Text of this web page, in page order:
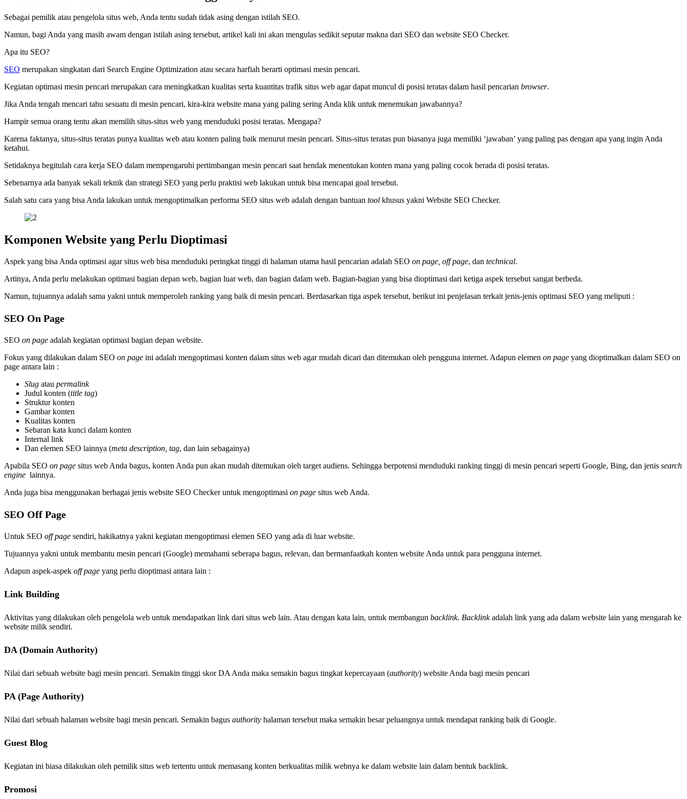
Sebagai pemilik atau pengelola situs web, Anda tentu sudah tidak asing dengan istilah SEO.
Namun, bagi Anda yang masih awam dengan istilah asing tersebut, artikel kali ini akan mengulas sedikit seputar makna dari SEO dan website SEO Checker.
Apa itu SEO?
SEO merupakan singkatan dari Search Engine Optimization atau secara harfiah berarti optimasi mesin pencari.
Kegiatan optimasi mesin pencari merupakan cara meningkatkan kualitas serta kuantitas trafik situs web agar dapat muncul di posisi teratas dalam hasil pencarian browser.
Jika Anda tengah mencari tahu sesuatu di mesin pencari, kira-kira website mana yang paling sering Anda klik untuk menemukan jawabannya?
Hampir semua orang tentu akan memilih situs-situs web yang menduduki posisi teratas. Mengapa?
Karena faktanya, situs-situs teratas punya kualitas web atau konten paling baik menurut mesin pencari. Situs-situs teratas pun biasanya juga memiliki ‘jawaban’ yang paling pas dengan apa yang ingin Anda
ketahui.
Setidaknya begitulah cara kerja SEO dalam mempengaruhi pertimbangan mesin pencari saat hendak menentukan konten mana yang paling cocok berada di posisi teratas.
Sebenarnya ada banyak sekali teknik dan strategi SEO yang perlu praktisi web lakukan untuk bisa mencapai goal tersebut.
Salah satu cara yang bisa Anda lakukan untuk mengoptimalkan performa SEO situs web adalah dengan bantuan tool khusus yakni Website SEO Checker.
Komponen Website yang Perlu Dioptimasi
Aspek yang bisa Anda optimasi agar situs web bisa menduduki peringkat tinggi di halaman utama hasil pencarian adalah SEO on page, off page, dan technical.
Artinya, Anda perlu melakukan optimasi bagian depan web, bagian luar web, dan bagian dalam web. Bagian-bagian yang bisa dioptimasi dari ketiga aspek tersebut sangat berbeda.
Namun, tujuannya adalah sama yakni untuk memperoleh ranking yang baik di mesin pencari. Berdasarkan tiga aspek tersebut, berikut ini penjelasan terkait jenis-jenis optimasi SEO yang meliputi :
SEO On Page
SEO on page adalah kegiatan optimasi bagian depan website.
Fokus yang dilakukan dalam SEO on page ini adalah mengoptimasi konten dalam situs web agar mudah dicari dan ditemukan oleh pengguna internet. Adapun elemen on page yang dioptimalkan dalam SEO on
page antara lain :
Slug atau permalink
Judul konten (title tag)
Struktur konten
Gambar konten
Kualitas konten
Sebaran kata kunci dalam konten
Internal link
Dan elemen SEO lainnya (meta description, tag, dan lain sebagainya)
Apabila SEO on page situs web Anda bagus, konten Anda pun akan mudah ditemukan oleh target audiens. Sehingga berpotensi menduduki ranking tinggi di mesin pencari seperti Google, Bing, dan jenis search
engine lainnya.
Anda juga bisa menggunakan berbagai jenis website SEO Checker untuk mengoptimasi on page situs web Anda.
SEO Off Page
Untuk SEO off page sendiri, hakikatnya yakni kegiatan mengoptimasi elemen SEO yang ada di luar website.
Tujuannya yakni untuk membantu mesin pencari (Google) memahami seberapa bagus, relevan, dan bermanfaatkah konten website Anda untuk para pengguna internet.
Adapun aspek-aspek off page yang perlu dioptimasi antara lain :
Link Building
Aktivitas yang dilakukan oleh pengelola web untuk mendapatkan link dari situs web lain. Atau dengan kata lain, untuk membangun backlink. Backlinkadalah link yang ada dalam website lain yang mengarah ke
website milik sendiri.
DA (Domain Authority)
Nilai dari sebuah website bagi mesin pencari. Semakin tinggi skor DA Anda maka semakin bagus tingkat kepercayaan (authority) website Anda bagi mesin pencari
PA (Page Authority)
Nilai dari sebuah halaman website bagi mesin pencari. Semakin bagus authority halaman tersebut maka semakin besar peluangnya untuk mendapat ranking baik di Google.
Guest Blog
Kegiatan ini biasa dilakukan oleh pemilik situs web tertentu untuk memasang konten berkualitas milik webnya ke dalam website lain dalam bentuk backlink.
Promosi